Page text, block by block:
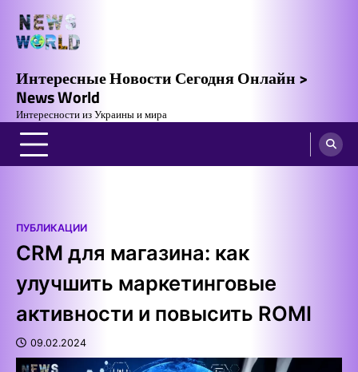
content
Интересные Новости Сегодня Онлайн >
News World
Интересности из Украины и мира
ПУБЛИКАЦИИ
CRM для магазина: как
улучшить маркетинговые
активности и повысить ROMI
09.02.2024